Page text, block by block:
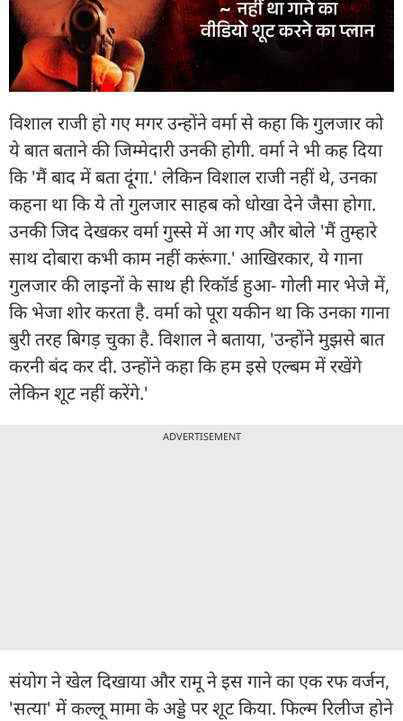
विशाल राजी हो गए मगर उन्होंने वर्मा से कहा कि गुलजार को
ये बात बताने की जिम्मेदारी उनकी होगी. वर्मा ने भी कह दिया
कि 'मैं बाद में बता दूंगा.' लेकिन विशाल राजी नहीं थे, उनका
कहना था कि ये तो गुलजार साहब को धोखा देने जैसा होगा.
उनकी जिद देखकर वर्मा गुस्से में आ गए और बोले 'मैं तुम्हारे
साथ दोबारा कभी काम नहीं करूंगा.' आखिरकार, ये गाना
गुलजार की लाइनों के साथ ही रिकॉर्ड हुआ- गोली मार भेजे में,
कि भेजा शोर करता है. वर्मा को पूरा यकीन था कि उनका गाना
बुरी तरह बिगड़ चुका है. विशाल ने बताया, 'उन्होंने मुझसे बात
करनी बंद कर दी. उन्होंने कहा कि हम इसे एल्बम में रखेंगे
लेकिन शूट नहीं करेंगे.'
ADVERTISEMENT
संयोग ने खेल दिखाया और रामू ने इस गाने का एक रफ वर्जन,
'सत्या' में कल्लू मामा के अड्डे पर शूट किया. फिल्म रिलीज होने